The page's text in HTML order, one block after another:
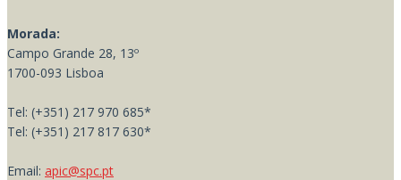
Morada:
Campo Grande 28, 13º
1700-093 Lisboa
Tel: (+351) 217 970 685*
Tel: (+351) 217 817 630*
Email: apic@spc.pt